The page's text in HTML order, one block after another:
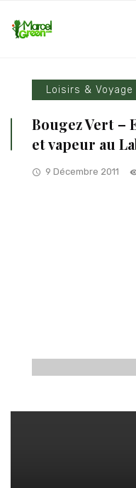
Loisirs & Voyage
Bougez Vert –
et vapeur au
9 Décembre 2011